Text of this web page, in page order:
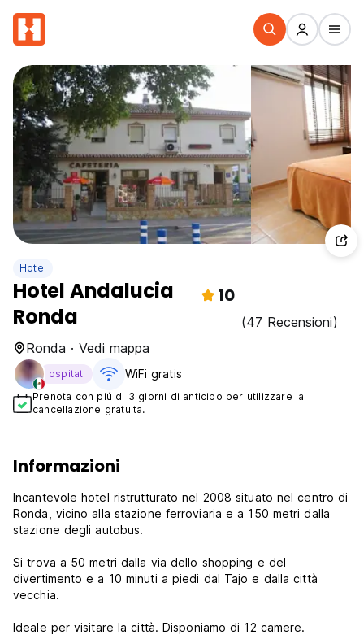
Hotel
Hotel Andalucia
Ronda
10
(47 Recensioni)
Ronda · Vedi mappa
ospitati WiFi gratis
Prenota con piú di 3 giorni di anticipo per utilizzare la
cancellazione gratuita.
Informazioni
Incantevole hotel ristrutturato nel 2008 situato nel centro di
Ronda, vicino alla stazione ferroviaria e a 150 metri dalla
stazione degli autobus.
Si trova a 50 metri dalla via dello shopping e del
divertimento e a 10 minuti a piedi dal Tajo e dalla città
vecchia.
Ideale per visitare la città. Disponiamo di 12 camere.